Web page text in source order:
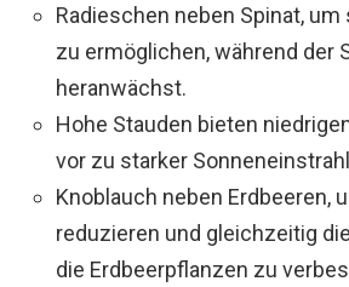
Radieschen neben Spinat,
zu ermöglichen, während der
heranwächst.
Hohe Stauden bieten
vor zu starker
Knoblauch neben Erdbeeren,
reduzieren und gleichzeitig
die Erdbeerpflanzen zu